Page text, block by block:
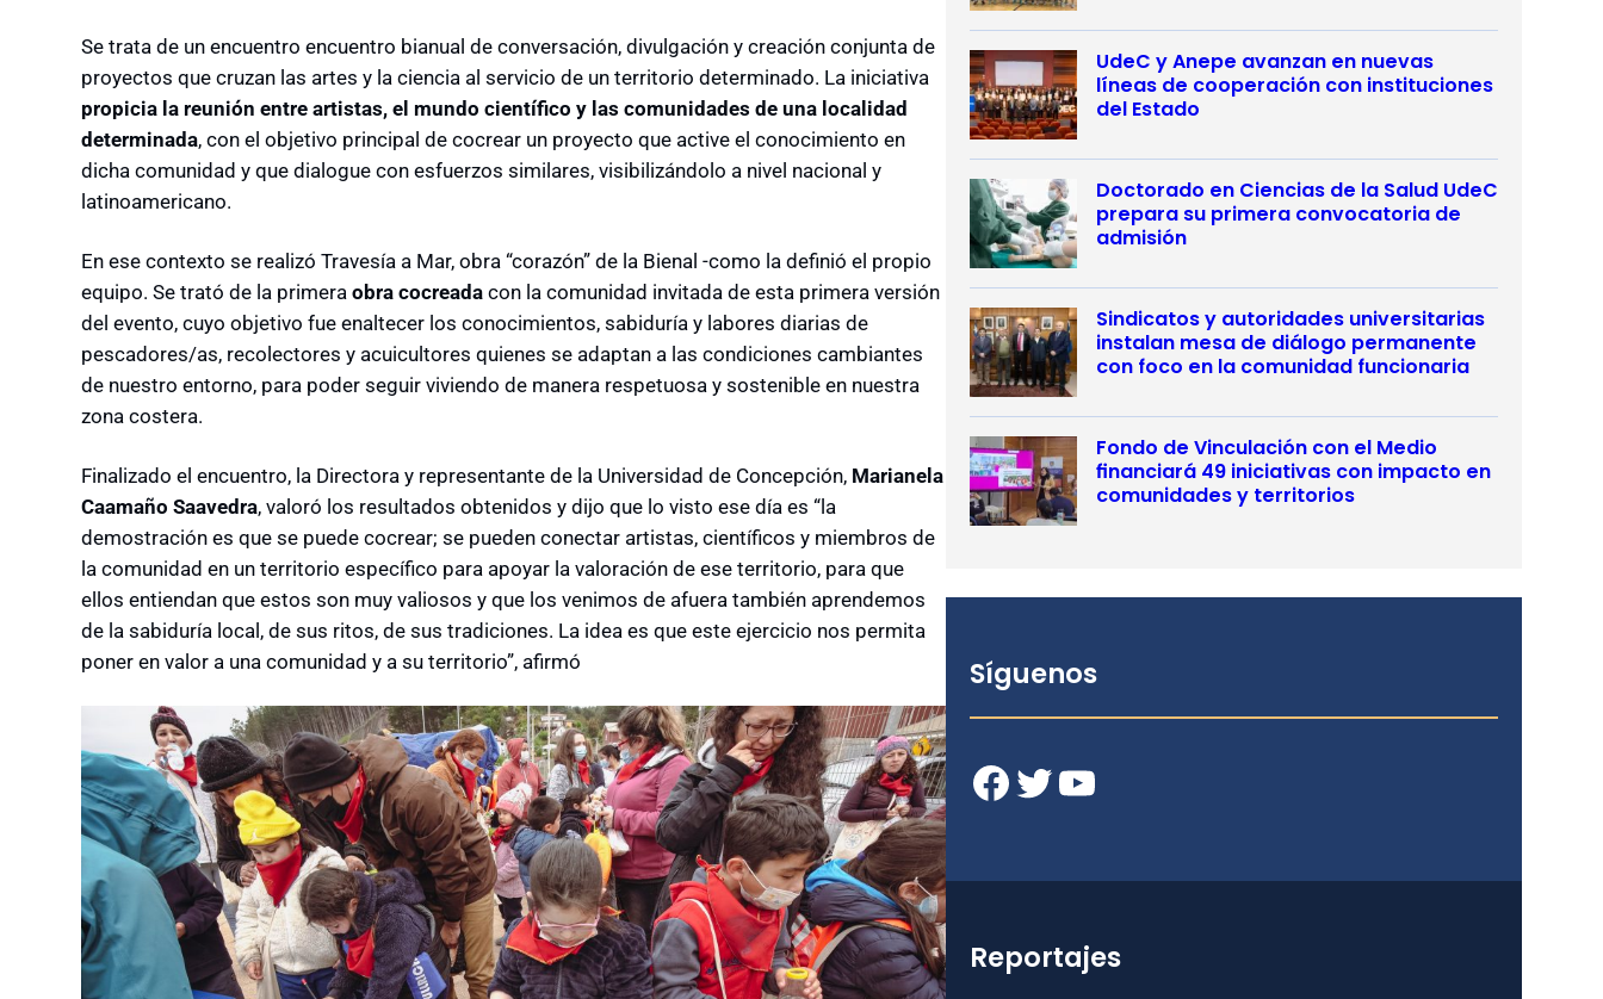
Se trata de un encuentro encuentro bianual de conversación, divulgación y creación conjunta de
proyectos que cruzan las artes y la ciencia al servicio de un territorio determinado. La iniciativa
propicia la reunión entre artistas, el mundo científico y las comunidades de una localidad
determinada, con el objetivo principal de cocrear un proyecto que active el conocimiento en
dicha comunidad y que dialogue con esfuerzos similares, visibilizándolo a nivel nacional y
latinoamericano.
En ese contexto se realizó Travesía a Mar, obra “corazón” de la Bienal -como la definió el propio
equipo. Se trató de la primera obra cocreada con la comunidad invitada de esta primera versión
del evento, cuyo objetivo fue enaltecer los conocimientos, sabiduría y labores diarias de
pescadores/as, recolectores y acuicultores quienes se adaptan a las condiciones cambiantes
de nuestro entorno, para poder seguir viviendo de manera respetuosa y sostenible en nuestra
zona costera.
Finalizado el encuentro, la Directora y representante de la Universidad de Concepción, Marianela
Caamaño Saavedra, valoró los resultados obtenidos y dijo que lo visto ese día es “la
demostración es que se puede cocrear; se pueden conectar artistas, científicos y miembros de
la comunidad en un territorio específico para apoyar la valoración de ese territorio, para que
ellos entiendan que estos son muy valiosos y que los venimos de afuera también aprendemos
de la sabiduría local, de sus ritos, de sus tradiciones. La idea es que este ejercicio nos permita
poner en valor a una comunidad y a su territorio”, afirmó
UdeC y Anepe avanzan en nuevas
líneas de cooperación con instituciones
del Estado
Doctorado en Ciencias de la Salud UdeC
prepara su primera convocatoria de
admisión
Sindicatos y autoridades universitarias
instalan mesa de diálogo permanente
con foco en la comunidad funcionaria
Fondo de Vinculación con el Medio
financiará 49 iniciativas con impacto en
comunidades y territorios
Síguenos
Facebook Twitter YouTube
Reportajes